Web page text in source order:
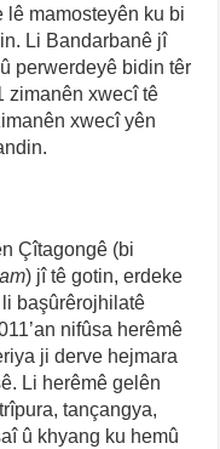
mamosteyên ku bi
Li Bandarbanê jî
perwerdeyê bidin têr
zimanên xwecî tê
xwecî yên
Çîtagongê (bi
) jî tê gotin, erdeke
başûrêrojhilatê
nifûsa herêmê
ji derve hejmara
Li herêmê gelên
tançangya,
û khyang ku hemû